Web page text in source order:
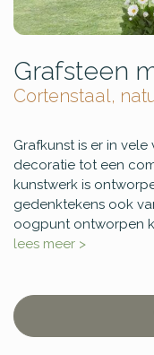
Grafsteen
Cortenstaal,
Grafkunst is er in
decoratie tot een
kunstwerk is
gedenktekens ook
oogpunt ontworpen
lees meer >